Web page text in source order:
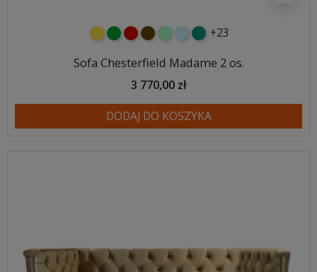
żółtyzielonyczerwony
czekoladowy
miętowybłękitny
turkusowy
+23
Sofa Chesterfield Madame 2 os.
3 770,00 zł
DODAJ DO KOSZYKA